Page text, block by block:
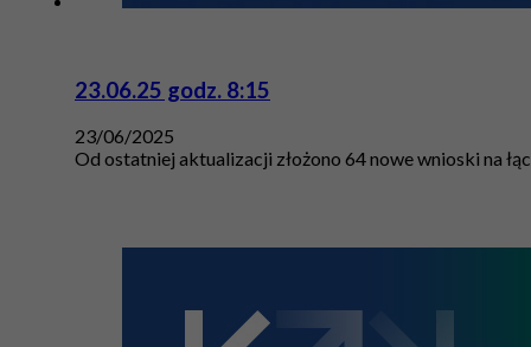
23.06.25 godz. 8:15
23/06/2025
Od ostatniej aktualizacji złożono 64 nowe wnioski na